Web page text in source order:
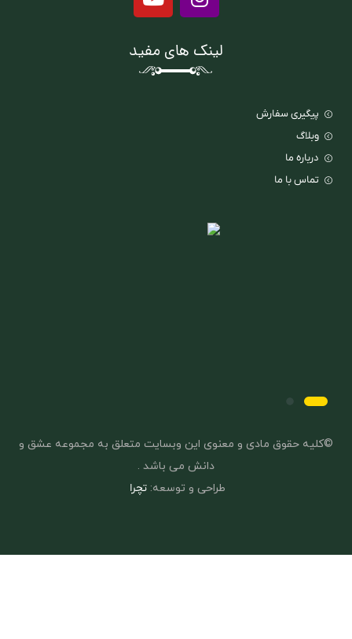
لینک های مفید
پیگیری سفارش
وبلاگ
درباره ما
تماس با ما
©کلیه حقوق مادی و معنوی این وبسایت متعلق به مجموعه عشق و
دانش می باشد .
طراحی و توسعه:تچرا